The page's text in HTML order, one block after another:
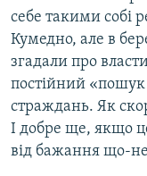
себе такими собі
Кумедно, але в
згадали про
постійний «пошук
страждань. Як
І добре ще, якщо
від бажання що-